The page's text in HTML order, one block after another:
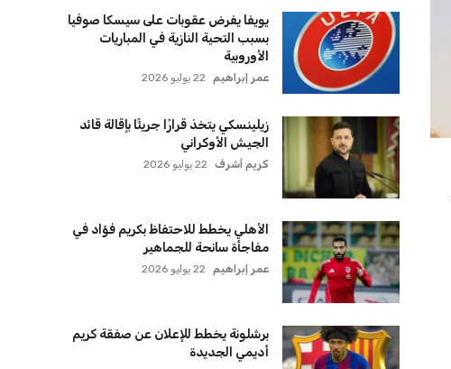
يويفا يفرض عقوبات على سيسكا صوفيا
بسبب التحية النازية في المباريات
الأوروبية
عمر إبراهيم 22 يوليو 2026
زيلينسكي يتخذ قرارًا جريئًا بإقالة قائد
الجيش الأوكراني
كريم أشرف 22 يوليو 2026
الأهلي يخطط للاحتفاظ بكريم فؤاد في
مفاجأة سانحة للجماهير
عمر إبراهيم 22 يوليو 2026
برشلونة يخطط للإعلان عن صفقة كريم
أديمي الجديدة